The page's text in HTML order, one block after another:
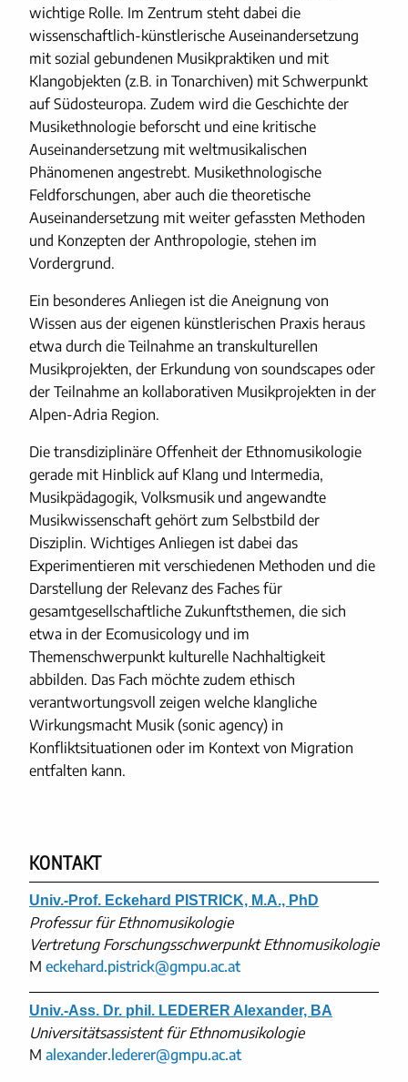
wichtige Rolle. Im Zentrum steht dabei die
wissenschaftlich-künstlerische Auseinandersetzung
mit sozial gebundenen Musikpraktiken und mit
Klangobjekten (z.B. in Tonarchiven) mit Schwerpunkt
auf Südosteuropa. Zudem wird die Geschichte der
Musikethnologie beforscht und eine kritische
Auseinandersetzung mit weltmusikalischen
Phänomenen angestrebt. Musikethnologische
Feldforschungen, aber auch die theoretische
Auseinandersetzung mit weiter gefassten Methoden
und Konzepten der Anthropologie, stehen im
Vordergrund.
Ein besonderes Anliegen ist die Aneignung von
Wissen aus der eigenen künstlerischen Praxis heraus
etwa durch die Teilnahme an transkulturellen
Musikprojekten, der Erkundung von soundscapes oder
der Teilnahme an kollaborativen Musikprojekten in der
Alpen-Adria Region.
Die transdiziplinäre Offenheit der Ethnomusikologie
gerade mit Hinblick auf Klang und Intermedia,
Musikpädagogik, Volksmusik und angewandte
Musikwissenschaft gehört zum Selbstbild der
Disziplin. Wichtiges Anliegen ist dabei das
Experimentieren mit verschiedenen Methoden und die
Darstellung der Relevanz des Faches für
gesamtgesellschaftliche Zukunftsthemen, die sich
etwa in der Ecomusicology und im
Themenschwerpunkt kulturelle Nachhaltigkeit
abbilden. Das Fach möchte zudem ethisch
verantwortungsvoll zeigen welche klangliche
Wirkungsmacht Musik (sonic agency) in
Konfliktsituationen oder im Kontext von Migration
entfalten kann.
KONTAKT
Univ.-Prof. Eckehard PISTRICK, M.A., PhD
Professur für Ethnomusikologie
Vertretung Forschungsschwerpunkt Ethnomusikologie
M eckehard.pistrick@gmpu.ac.at
Univ.-Ass. Dr. phil. LEDERER Alexander, BA
Universitätsassistent für Ethnomusikologie
M alexander.lederer@gmpu.ac.at